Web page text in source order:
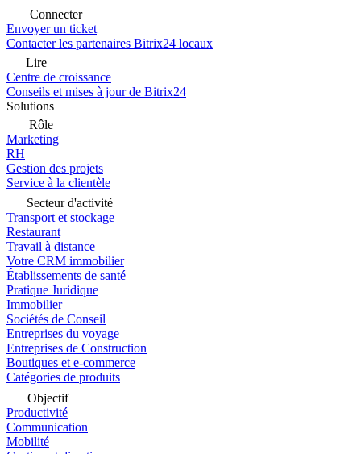
Connecter
Envoyer un ticket
Contacter les partenaires Bitrix24 locaux
Lire
Centre de croissance
Conseils et mises à jour de Bitrix24
Solutions
Rôle
Marketing
RH
Gestion des projets
Service à la clientèle
Secteur d'activité
Transport et stockage
Restaurant
Travail à distance
Votre CRM immobilier
Établissements de santé
Pratique Juridique
Immobilier
Sociétés de Conseil
Entreprises du voyage
Entreprises de Construction
Boutiques et e-commerce
Catégories de produits
Objectif
Productivité
Communication
Mobilité